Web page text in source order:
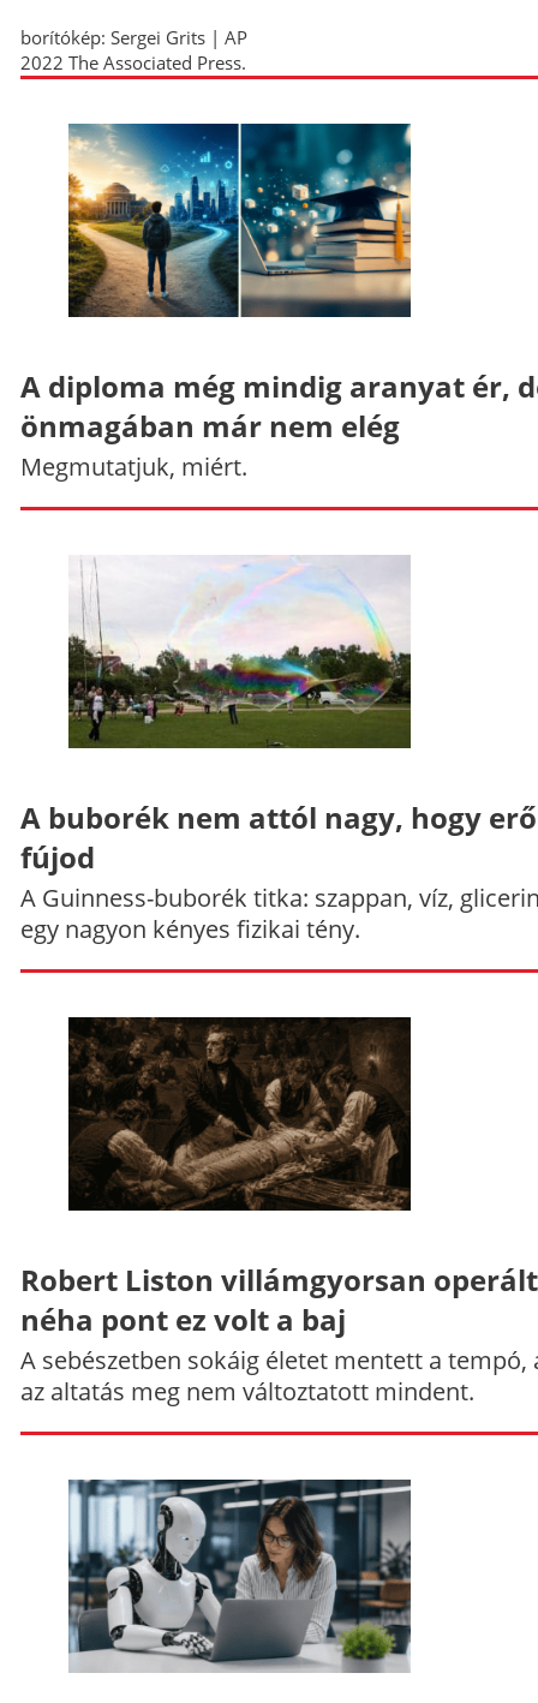
borítókép: Sergei Grits | AP
2022 The Associated Press.
A diploma még mindig aranyat ér,
önmagában már nem elég
Megmutatjuk, miért.
A buborék nem attól nagy, hogy
fújod
A Guinness-buborék titka: szappan, víz,
egy nagyon kényes fizikai tény.
Robert Liston villámgyorsan
néha pont ez volt a baj
A sebészetben sokáig életet mentett a tempó,
az altatás meg nem változtatott mindent.